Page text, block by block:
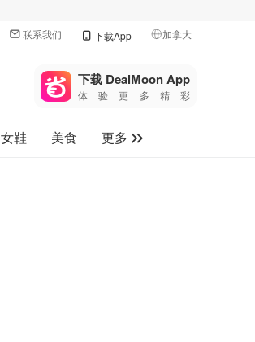
联系我们 下载App 加拿大
🇺🇸
美国
🇨🇳中国
🇨🇦加拿大
下载 DealMoon App
体验更多精彩
女鞋 美食
更多